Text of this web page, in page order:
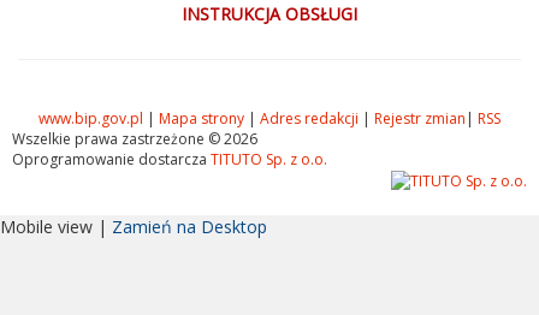
INSTRUKCJA OBSŁUGI
www.bip.gov.pl | Mapa strony | Adres redakcji | Rejestr zmian | RSS
Wszelkie prawa zastrzeżone © 2026
Oprogramowanie dostarcza TITUTO Sp. z o.o.
Mobile view | Zamień na Desktop